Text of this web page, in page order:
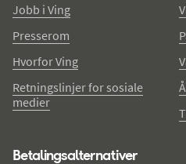
Jobb i Ving
Presserom
Hvorfor Ving
Retningslinjer for sosiale
medier
Betalingsalternativer